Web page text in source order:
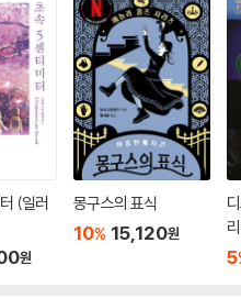
식》 역시 영화로 제작될 예정이라
준 엉큼하고 신랄한 풍자와 잔인
을 들여다보고 파헤치는 그만의
일관 긴박감으로 몸서리치게 하는
는 이 시대 많은 현대인들로 하여
를 제공한다. 현재《룰라비Lullab
닉은, 자신의 소설을 원작으로 한
사이가 된 영화배우 브래드 피트의
(일러
원
몽구스의 표식
10% 15,120원
5